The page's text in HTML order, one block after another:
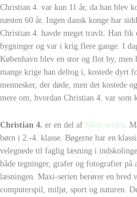
Christian 4. var kun 11 år, da han blev
næsten 60 år. Ingen dansk konge har
Christian 4. havde meget travlt. Han fik
bygninger og var i krig flere gange. I
København blev en stor og flot by, men
mange krige han deltog i, kostede dyrt
mennesker, der døde, men det kostede
mere om, hvordan Christian 4. var som
Christian 4. er en del af Maxi-serien .
børn i 2.-4. klasse. Bøgerne har en
velegnede til faglig læsning i
både tegninger, grafer og fotografier på
læsningen. Maxi-serien berører en bred
computerspil, miljø, sport og naturen.